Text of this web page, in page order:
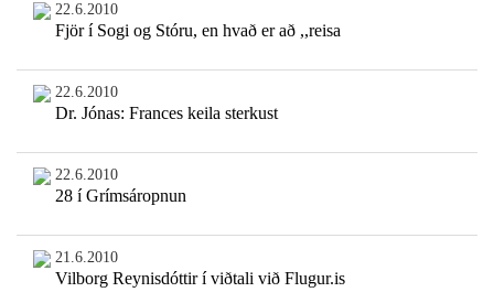
22.6.2010
Fjör í Sogi og Stóru, en hvað er að ,,reisa
22.6.2010
Dr. Jónas: Frances keila sterkust
22.6.2010
28 í Grímsáropnun
21.6.2010
Vilborg Reynisdóttir í viðtali við Flugur.is